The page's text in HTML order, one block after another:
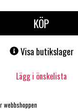
KÖP
Visa butikslager
Lägg i önskelista